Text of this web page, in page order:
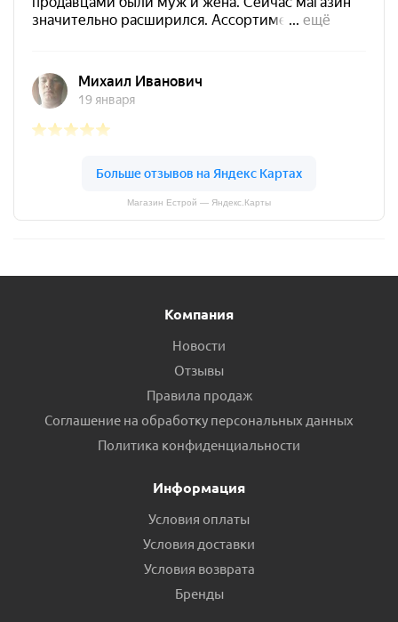
Магазин Естрой — Яндекс.Карты
Компания
Новости
Отзывы
Правила продаж
Соглашение на обработку персональных данных
Политика конфиденциальности
Информация
Условия оплаты
Условия доставки
Условия возврата
Бренды